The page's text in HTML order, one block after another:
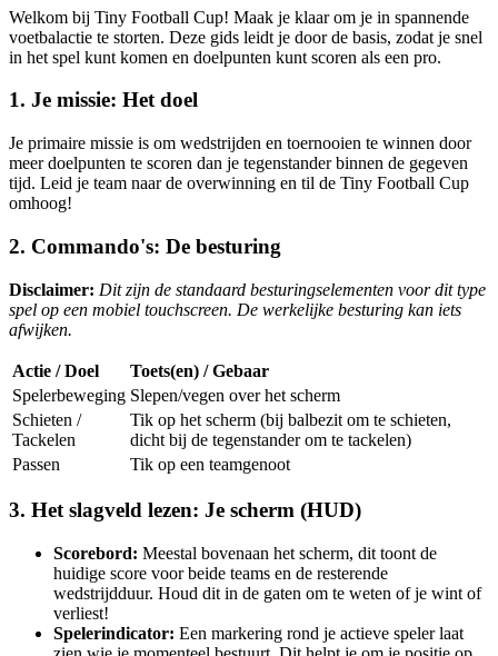
Welkom bij Tiny Football Cup! Maak je klaar om je in spannende
voetbalactie te storten. Deze gids leidt je door de basis, zodat je snel
in het spel kunt komen en doelpunten kunt scoren als een pro.
1. Je missie: Het doel
Je primaire missie is om wedstrijden en toernooien te winnen door
meer doelpunten te scoren dan je tegenstander binnen de gegeven
tijd. Leid je team naar de overwinning en til de Tiny Football Cup
omhoog!
2. Commando's: De besturing
Disclaimer: Dit zijn de standaard besturingselementen voor dit type
spel op een mobiel touchscreen. De werkelijke besturing kan iets
afwijken.
Actie / Doel
Toets(en) / Gebaar
Spelerbeweging Slepen/vegen over het scherm
Schieten /
Tackelen
Tik op het scherm (bij balbezit om te schieten,
dicht bij de tegenstander om te tackelen)
Passen
Tik op een teamgenoot
3. Het slagveld lezen: Je scherm (HUD)
Scorebord: Meestal bovenaan het scherm, dit toont de
huidige score voor beide teams en de resterende
wedstrijdduur. Houd dit in de gaten om te weten of je wint of
verliest!
Spelerindicator: Een markering rond je actieve speler laat